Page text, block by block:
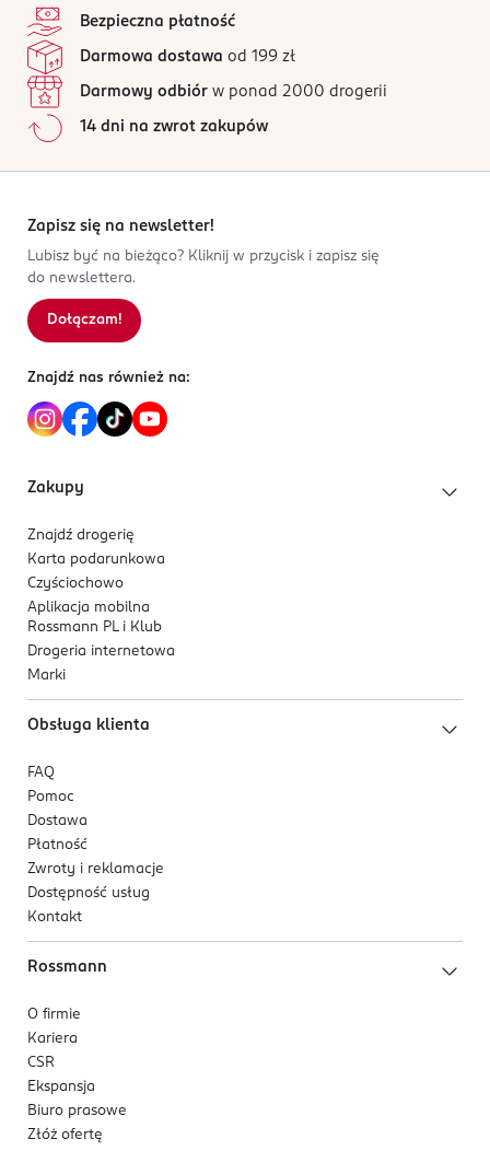
Plastikowa, zakręcana buteleczka na kosmetyki o
pojemności 100ml, idealna do przewożenia
kosmetyków w bagażu podręcznym w samolocie.
Second International Company s.c.
ul. Brukowa 6/8
91-341 Łódź
Kod EAN
5 907713 309114
Wszystkie opinie są zweryfikowane zakupem.
4
0%
2
1
0%
Sortowanie wg
Bezpieczna płatność
Darmowa dostawa od 199 zł
Darmowy odbiór w ponad 2000 drogerii
14 dni na zwrot zakupów
Zapisz się na newsletter!
Lubisz być na bieżąco? Kliknij w przycisk i zapisz się
do newslettera.
Dołączam!
Znajdź nas również na:
Zakupy
Znajdź drogerię
Karta podarunkowa
Czyściochowo
Aplikacja mobilna
Rossmann PL i Klub
Drogeria internetowa
Marki
Obsługa klienta
FAQ
Pomoc
Dostawa
Płatność
Zwroty i reklamacje
Dostępność usług
Kontakt
Rossmann
O firmie
Kariera
CSR
Ekspansja
Biuro prasowe
Złóż ofertę